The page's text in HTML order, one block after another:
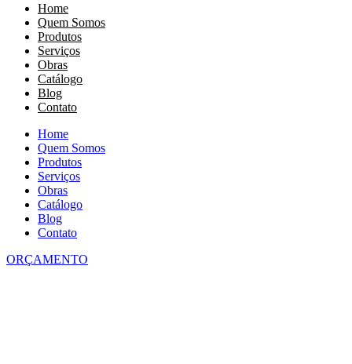
Home
Quem Somos
Produtos
Serviços
Obras
Catálogo
Blog
Contato
Home
Quem Somos
Produtos
Serviços
Obras
Catálogo
Blog
Contato
ORÇAMENTO